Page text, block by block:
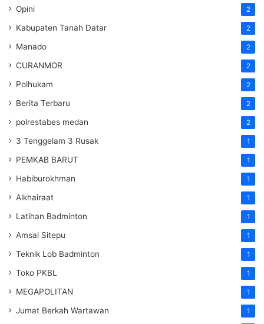
Opini 2
Kabupaten Tanah Datar 2
Manado 2
CURANMOR 2
Polhukam 2
Berita Terbaru 2
polrestabes medan 2
3 Tenggelam 3 Rusak 1
PEMKAB BARUT 1
Habiburokhman 1
Alkhairaat 1
Latihan Badminton 1
Amsal Sitepu 1
Teknik Lob Badminton 1
Toko PKBL 1
MEGAPOLITAN 1
Jumat Berkah Wartawan 1